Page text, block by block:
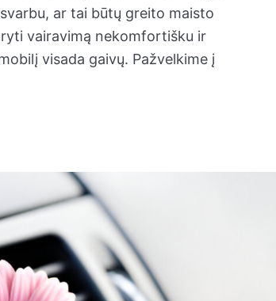
ar tai būtų greito maisto
vairavimą nekomfortišku ir
visada gaivų. Pažvelkime į